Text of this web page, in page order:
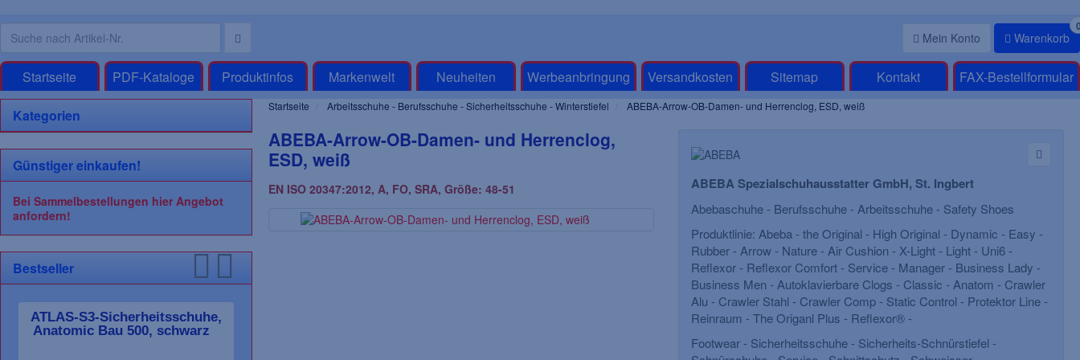
Mein Konto Warenkorb
Startseite PDF-Kataloge Produktinfos Markenwelt Neuheiten Werbeanbringung Versandkosten Sitemap Kontakt FAX-Bestellformular
Startseite Arbeitsschuhe - Berufsschuhe - Sicherheitsschuhe - Winterstiefel ABEBA-Arrow-OB-Damen- und Herrenclog, ESD, weiß
ABEBA-Arrow-OB-Damen- und Herrenclog,
ESD, weiß
EN ISO 20347:2012, A, FO, SRA, Größe: 48-51 ABEBA Spezialschuhausstatter GmbH, St. Ingbert
Abebaschuhe - Berufsschuhe - Arbeitsschuhe - Safety Shoes
Produktlinie: Abeba - the Original - High Original - Dynamic - Easy -
Rubber - Arrow - Nature - Air Cushion - X-Light - Light - Uni6 -
Reflexor - Reflexor Comfort - Service - Manager - Business Lady -
Business Men - Autoklavierbare Clogs - Classic - Anatom - Crawler
Alu - Crawler Stahl - Crawler Comp - Static Control - Protektor Line -
Reinraum - The Origanl Plus - Reflexor® -
Footwear - Sicherheitsschuhe - Sicherheits-Schnürstiefel -
Kategorien
Günstiger einkaufen!
Bei Sammelbestellungen hier Angebot
anfordern!
Bestseller
ATLAS-S3-Sicherheitsschuhe,
Anatomic Bau 500, schwarz
BIG-TEXXOR-S1-
Sicherheitshalbschuhe, Rouen,
schwarz/grün